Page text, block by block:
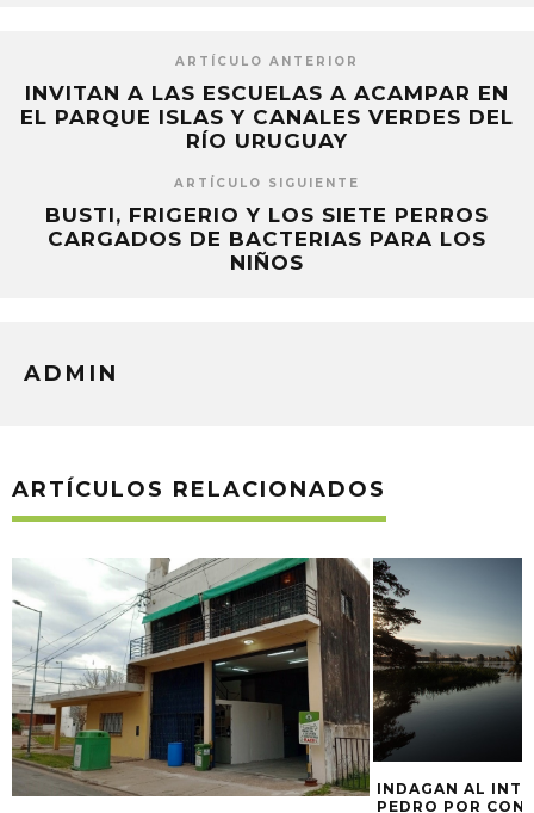
ARTÍCULO ANTERIOR
INVITAN A LAS ESCUELAS A ACAMPAR EN
EL PARQUE ISLAS Y CANALES VERDES DEL
RÍO URUGUAY
ARTÍCULO SIGUIENTE
BUSTI, FRIGERIO Y LOS SIETE PERROS
CARGADOS DE BACTERIAS PARA LOS
NIÑOS
ADMIN
ARTÍCULOS RELACIONADOS
INDAGAN AL INTENDENTE DE SAN